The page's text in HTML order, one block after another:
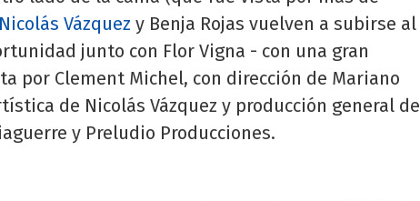
Nicolás Vázquez y Benja Rojas vuelven a subirse al
junto con Flor Vigna - con una gran
por Clement Michel, con dirección de Mariano
de Nicolás Vázquez y producción general de
y Preludio Producciones.